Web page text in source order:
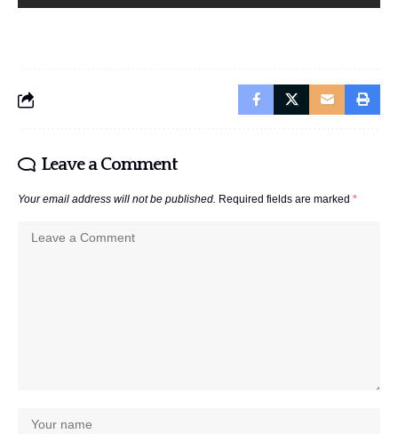
Leave a Comment
Your email address will not be published. Required fields are marked *